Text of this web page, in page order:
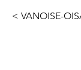
< VANOISE-